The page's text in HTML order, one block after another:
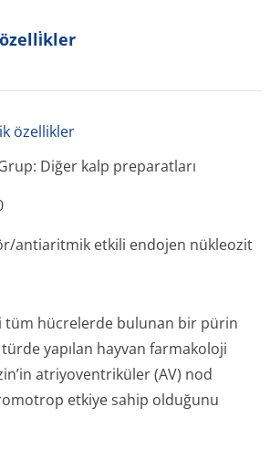
özellikler
Diğer kalp preparatları
an­tiaritmik etkili endojen nükleozit
tüm hücrelerde bulunan bir pürin
yapılan hayvan farmakoloji
atriyoventriküler (AV) nod
etkiye sahip olduğunu